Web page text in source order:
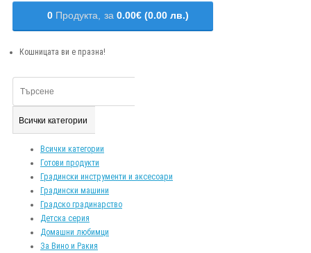
0 Продукта, за 0.00€ (0.00 лв.)
Кошницата ви е празна!
Всички категории
Всички категории
Готови продукти
Градински инструменти и аксесоари
Градински машини
Градско градинарство
Детска серия
Домашни любимци
За Вино и Ракия